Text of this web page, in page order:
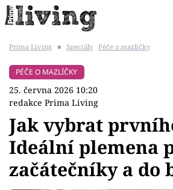
BYDLENÍ SLAVNÝCH
Témata
Bydlení
Prima Living ■ Speciály Péče o mazlíčky
PÉČE O MAZLÍČKY
25. června 2026 10:20
redakce Prima Living
Jak vybrat
Ideální plemena
začátečníky a do